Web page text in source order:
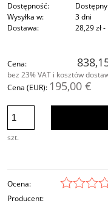
Dostępność:
Dostępny
Wysyłka w:
3 dni
Dostawa:
28,29 zł-
Cena nie zawiera
Cena:
bez 23% VAT i kosztów
Cena (EUR): 195,00 €
szt.
Ocena:
Producent: